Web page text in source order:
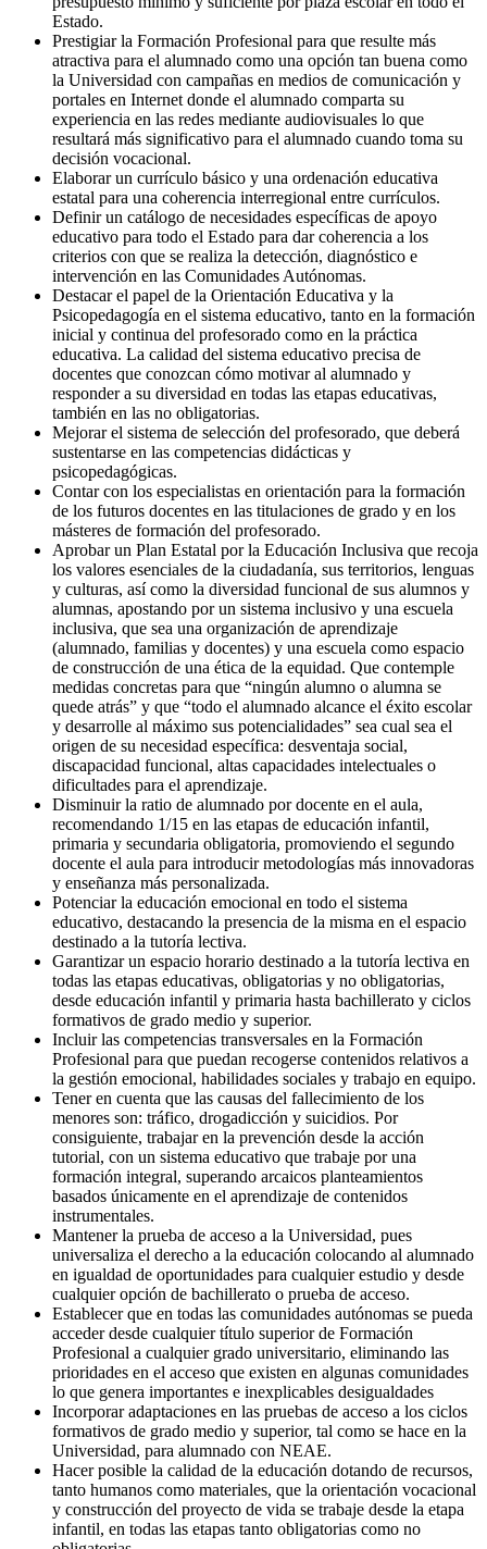
Estado.
Prestigiar la Formación Profesional para que resulte más
atractiva para el alumnado como una opción tan buena como
la Universidad con campañas en medios de comunicación y
portales en Internet donde el alumnado comparta su
experiencia en las redes mediante audiovisuales lo que
resultará más significativo para el alumnado cuando toma su
decisión vocacional.
Elaborar un currículo básico y una ordenación educativa
estatal para una coherencia interregional entre currículos.
Definir un catálogo de necesidades específicas de apoyo
educativo para todo el Estado para dar coherencia a los
criterios con que se realiza la detección, diagnóstico e
intervención en las Comunidades Autónomas.
Destacar el papel de la Orientación Educativa y la
Psicopedagogía en el sistema educativo, tanto en la formación
inicial y continua del profesorado como en la práctica
educativa. La calidad del sistema educativo precisa de
docentes que conozcan cómo motivar al alumnado y
responder a su diversidad en todas las etapas educativas,
también en las no obligatorias.
Mejorar el sistema de selección del profesorado, que deberá
sustentarse en las competencias didácticas y
psicopedagógicas.
Contar con los especialistas en orientación para la formación
de los futuros docentes en las titulaciones de grado y en los
másteres de formación del profesorado.
Aprobar un Plan Estatal por la Educación Inclusiva que recoja
los valores esenciales de la ciudadanía, sus territorios, lenguas
y culturas, así como la diversidad funcional de sus alumnos y
alumnas, apostando por un sistema inclusivo y una escuela
inclusiva, que sea una organización de aprendizaje
(alumnado, familias y docentes) y una escuela como espacio
de construcción de una ética de la equidad. Que contemple
medidas concretas para que “ningún alumno o alumna se
quede atrás” y que “todo el alumnado alcance el éxito escolar
y desarrolle al máximo sus potencialidades” sea cual sea el
origen de su necesidad específica: desventaja social,
discapacidad funcional, altas capacidades intelectuales o
dificultades para el aprendizaje.
Disminuir la ratio de alumnado por docente en el aula,
recomendando 1/15 en las etapas de educación infantil,
primaria y secundaria obligatoria, promoviendo el segundo
docente el aula para introducir metodologías más innovadoras
y enseñanza más personalizada.
Potenciar la educación emocional en todo el sistema
educativo, destacando la presencia de la misma en el espacio
destinado a la tutoría lectiva.
Garantizar un espacio horario destinado a la tutoría lectiva en
todas las etapas educativas, obligatorias y no obligatorias,
desde educación infantil y primaria hasta bachillerato y ciclos
formativos de grado medio y superior.
Incluir las competencias transversales en la Formación
Profesional para que puedan recogerse contenidos relativos a
la gestión emocional, habilidades sociales y trabajo en equipo.
Tener en cuenta que las causas del fallecimiento de los
menores son: tráfico, drogadicción y suicidios. Por
consiguiente, trabajar en la prevención desde la acción
tutorial, con un sistema educativo que trabaje por una
formación integral, superando arcaicos planteamientos
basados únicamente en el aprendizaje de contenidos
instrumentales.
Mantener la prueba de acceso a la Universidad, pues
universaliza el derecho a la educación colocando al alumnado
en igualdad de oportunidades para cualquier estudio y desde
cualquier opción de bachillerato o prueba de acceso.
Establecer que en todas las comunidades autónomas se pueda
acceder desde cualquier título superior de Formación
Profesional a cualquier grado universitario, eliminando las
prioridades en el acceso que existen en algunas comunidades
lo que genera importantes e inexplicables desigualdades
Incorporar adaptaciones en las pruebas de acceso a los ciclos
formativos de grado medio y superior, tal como se hace en la
Universidad, para alumnado con NEAE.
Hacer posible la calidad de la educación dotando de recursos,
tanto humanos como materiales, que la orientación vocacional
y construcción del proyecto de vida se trabaje desde la etapa
infantil, en todas las etapas tanto obligatorias como no